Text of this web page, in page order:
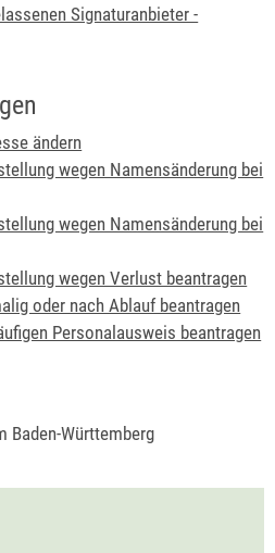
Signaturanbieter -
ändern
wegen Namensänderung bei
wegen Namensänderung bei
wegen Verlust beantragen
oder nach Ablauf beantragen
Personalausweis beantragen
Baden-Württemberg